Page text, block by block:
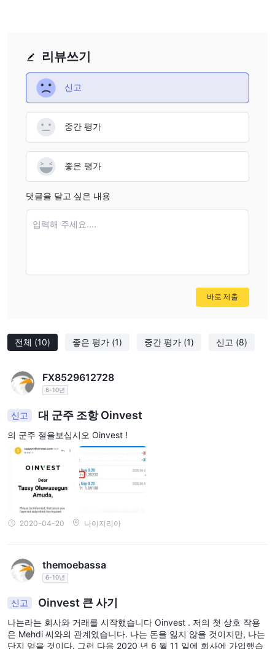
- 합법적인 외환 라이센스 부족: OInvest는 합법적인 외환 라이센스
없이 운영되어 플랫폼의 규제 준수와 감독에 대한 우려가 제기됩니
- 접근 불가능한 웹사이트: 일부 사용자들이 OInvest 웹사이트에 접
근 문제를 경험했으며, 이는 거래 경험을 방해하고 플랫폼의 기술적
안정성과 신뢰성에 대한 의문을 제기할 수 있습니다.
및 인출에 대한 어려움에 대한 보고서가 있으며, 이는 신뢰성 및 신
Oinvest 안전한가요? 아니면 사기인가요?
Oinvest은 현재 유효한 규제가 없습니다
폼을 운영하는 사람들은 범죄 행위에 대한 책임을 지지 않으면서 당
신의 돈을 챙길 수 있습니다. 그들은 언제든지 알림 없이 사라질 수
래 플랫폼의 신뢰성에 대한 우려를 불러일으킨다. 이러한 요인들은
Oinvest에 투자하는 데 더 높은 수준의 위험을 증가시킨다.
시장 기구
Oinvest은 통화 쌍, 지수, 상품, 귀금속, 주식 및 주식을 포함한 다양
한 거래 도구를 제공합니다.
니다. 이 시장은 세계에서 가장 큰 금융 시장인 외환 시장으로 알려
상품 : 상품에는 석유, 금, 은, 농산물 등과 같은 물리적 상품이 포함
됩니다. 상품 거래를 통해 투자자는 이러한 필수 원자재의 가격 변동
에 대한 추측을 할 수 있습니다.
-귀금속: 금, 은, 백금, 팔라듐과 같은 귀금속은 종종 안전자산으로
-지수:
지수는 특정 시장이나 부문의 성과를 측정하는 주식이나 다
른 자산의 바구니를 나타냅니다. 지수 거래를 통해 투자자는 개별 주
식에 투자하지 않고도 보다 넓은 시장 움직임에 노출될 수 있습니다.
주식 및 주식
사고 판매하는 것을 포함합니다. 주식 거래는 주가 변동 및 배당 수
입을 통해 자본 가치 증가 기회를 제공할 수 있습니다.
전체 (10) 좋은 평가 (1) 중간 평가 (1) 신고 (8)
FX8529612728
6-10년
신고 대 군주 조항 Oinvest
의 군주 절을보십시오 Oinvest !
2020-04-20 나이지리아
themoebassa
6-10년
신고 Oinvest 큰 사기
나는라는 회사와 거래를 시작했습니다 Oinvest . 저의 첫 상호 작용
은 Mehdi 씨와의 관계였습니다. 나는 돈을 잃지 않을 것이지만, 나는
단지 얻을 것이다. 그런 다음 2020 년 6 월 11 일에 회사에 가입했습
리뷰쓰기
신고
중간 평가
좋은 평가
댓글을 달고 싶은 내용
입력해 주세요....
바로 제출